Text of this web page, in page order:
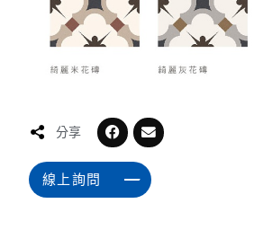
分享
線上詢問